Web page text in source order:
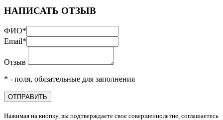
НАПИСАТЬ ОТЗЫВ
ФИО*
Email*
Отзыв
* - поля, обязательные для заполнения
ОТПРАВИТЬ
Нажимая на кнопку, вы подтверждаете свое совершеннолетие, соглашаетесь